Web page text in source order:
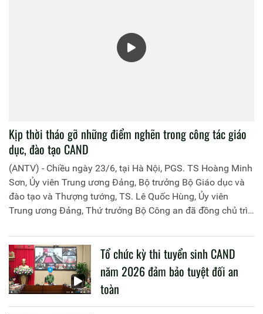
Kịp thời tháo gỡ những điểm nghẽn trong công tác giáo
dục, đào tạo CAND
(ANTV) - Chiều ngày 23/6, tại Hà Nội, PGS. TS Hoàng Minh
Sơn, Ủy viên Trung ương Đảng, Bộ trưởng Bộ Giáo dục và
đào tạo và Thượng tướng, TS. Lê Quốc Hùng, Ủy viên
Trung ương Đảng, Thứ trưởng Bộ Công an đã đồng chủ trì
liên quan đến công tác giáo dục và đào tạo của lực lượng
CAND.
Tổ chức kỳ thi tuyển sinh CAND
năm 2026 đảm bảo tuyệt đối an
toàn